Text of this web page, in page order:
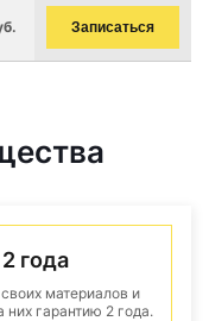
Записаться
года
материалов и
гарантию 2 года.